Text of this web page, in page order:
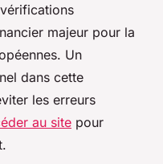
majeur pour la
Un
dans cette
les erreurs
au site pour